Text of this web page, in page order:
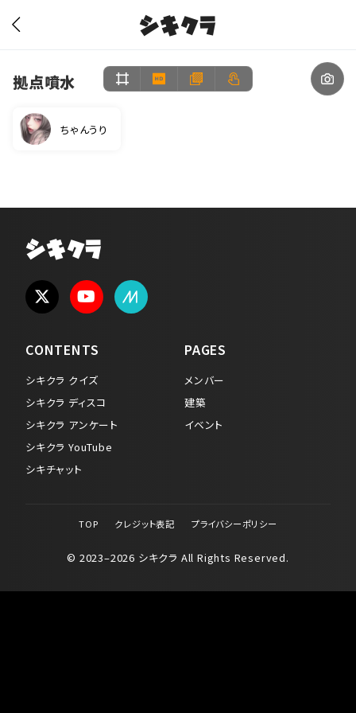
シキクラ
拠点噴水
ちゃんうり
シキクラ
CONTENTS
シキクラ クイズ
シキクラ ディスコ
シキクラ アンケート
シキクラ YouTube
シキチャット
PAGES
メンバー
建築
イベント
TOP クレジット表記 プライバシーポリシー
© 2023–2026 シキクラ All Rights Reserved.